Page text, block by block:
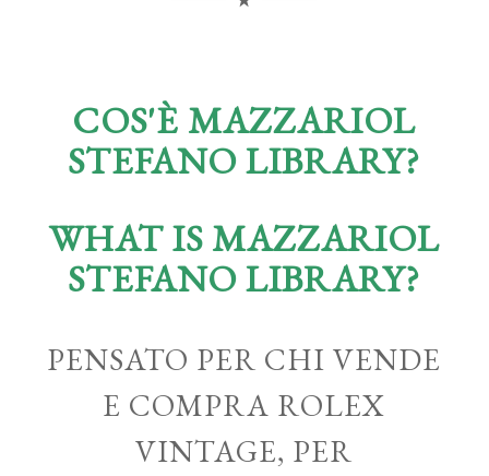
COS'È MAZZARIOL
STEFANO LIBRARY?
WHAT IS MAZZARIOL
STEFANO LIBRARY?
PENSATO PER CHI VENDE
E COMPRA ROLEX
VINTAGE, PER